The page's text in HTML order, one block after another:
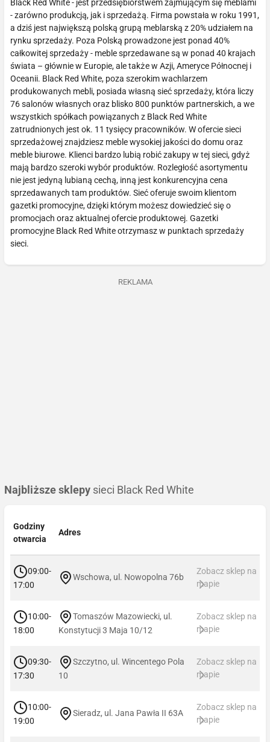
Black Red White - jest przedsiębiorstwem zajmującym się meblami
- zarówno produkcją, jak i sprzedażą. Firma powstała w roku 1991,
a dziś jest największą polską grupą meblarską z 20% udziałem na
rynku sprzedaży. Poza Polską prowadzone jest ponad 40%
całkowitej sprzedaży - meble sprzedawane są w ponad 40 krajach
świata – głównie w Europie, ale także w Azji, Ameryce Północnej i
Oceanii. Black Red White, poza szerokim wachlarzem
produkowanych mebli, posiada własną sieć sprzedaży, która liczy
76 salonów własnych oraz blisko 800 punktów partnerskich, a we
wszystkich spółkach powiązanych z Black Red White
zatrudnionych jest ok. 11 tysięcy pracowników. W ofercie sieci
sprzedażowej znajdziesz meble wysokiej jakości do domu oraz
meble biurowe. Klienci bardzo lubią robić zakupy w tej sieci, gdyż
mają bardzo szeroki wybór produktów. Rozległość asortymentu
nie jest jedyną lubianą cechą, inną jest konkurencyjna cena
sprzedawanych tam produktów. Sieć oferuje swoim klientom
gazetki promocyjne, dzięki którym możesz dowiedzieć się o
promocjach oraz aktualnej ofercie produktowej. Gazetki
promocyjne Black Red White otrzymasz w punktach sprzedaży
sieci.
REKLAMA
Najbliższe sklepy sieci Black Red White
Godziny
otwarcia
Adres
09:00-
17:00
Wschowa, ul. Nowopolna 76b
Zobacz sklep na
mapie
10:00-
18:00
Tomaszów Mazowiecki, ul.
Konstytucji 3 Maja 10/12
Zobacz sklep na
mapie
09:30-
17:30
Szczytno, ul. Wincentego Pola
10
Zobacz sklep na
mapie
10:00-
19:00
Sieradz, ul. Jana Pawła II 63A
Zobacz sklep na
mapie